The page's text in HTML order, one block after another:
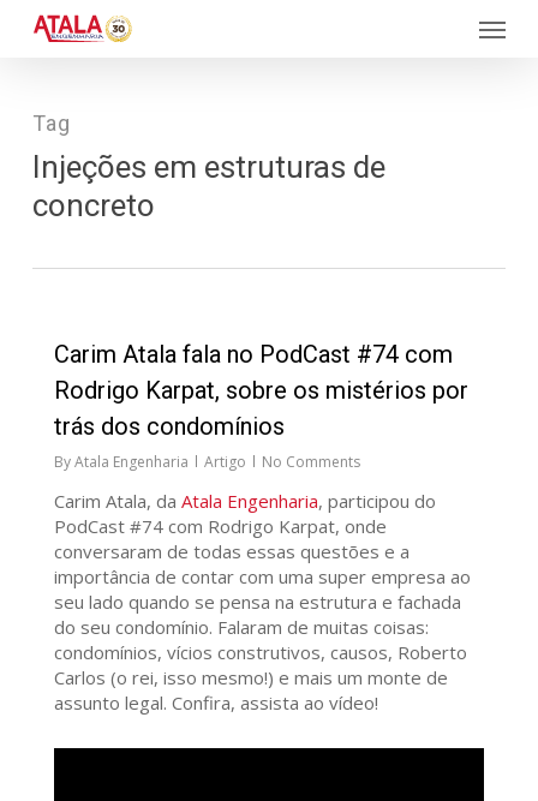
Menu
Tag
Injeções em estruturas de
concreto
Carim Atala fala no PodCast #74 com
Rodrigo Karpat, sobre os mistérios por
trás dos condomínios
ByAtala Engenharia Artigo No Comments
Carim Atala, da Atala Engenharia, participou do
PodCast #74 com Rodrigo Karpat, onde
conversaram de todas essas questões e a
importância de contar com uma super empresa ao
seu lado quando se pensa na estrutura e fachada
do seu condomínio. Falaram de muitas coisas:
condomínios, vícios construtivos, causos, Roberto
Carlos (o rei, isso mesmo!) e mais um monte de
assunto legal. Confira, assista ao vídeo!